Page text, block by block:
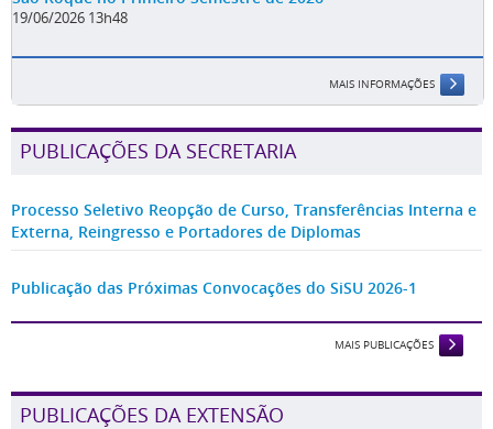
19/06/2026 13h48
MAIS INFORMAÇÕES
PUBLICAÇÕES DA SECRETARIA
Processo Seletivo Reopção de Curso, Transferências Interna e
Externa, Reingresso e Portadores de Diplomas
Publicação das Próximas Convocações do SiSU 2026-1
MAIS PUBLICAÇÕES
PUBLICAÇÕES DA EXTENSÃO